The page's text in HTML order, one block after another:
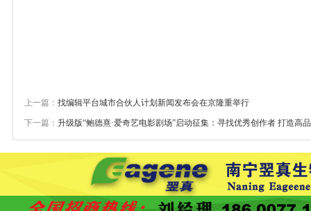
上一篇： 找编辑平台城市合伙人计划新闻发布会在京隆重举行
下一篇： 升级版“鲍德熹·爱奇艺电影剧场”启动征集：寻找优秀创作者 打造高